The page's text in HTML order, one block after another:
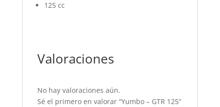
125 cc
Valoraciones
No hay valoraciones aún.
Sé el primero en valorar “Yumbo – GTR 125”